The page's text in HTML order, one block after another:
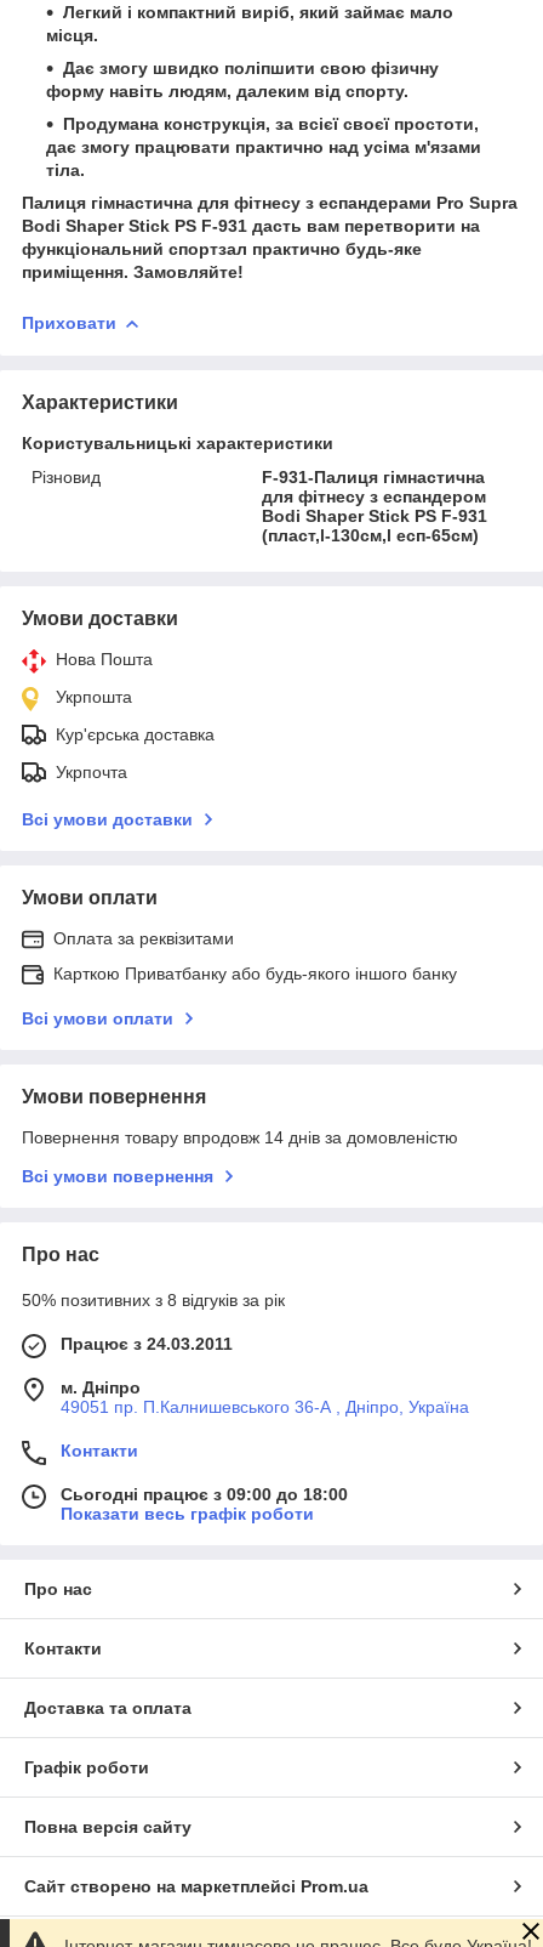
Легкий і компактний виріб, який займає мало
місця.
Дає змогу швидко поліпшити свою фізичну
форму навіть людям, далеким від спорту.
Продумана конструкція, за всієї своєї простоти,
дає змогу працювати практично над усіма м'язами
тіла.
Палиця гімнастична для фітнесу з еспандерами Pro Supra
Bodi Shaper Stick PS F-931 дасть вам перетворити на
функціональний спортзал практично будь-яке
приміщення. Замовляйте!
Приховати
Характеристики
Користувальницькі характеристики
Різновид
F-931-Палиця гімнастична
для фітнесу з еспандером
Bodi Shaper Stick PS F-931
(пласт,l-130см,l есп-65см)
Умови доставки
Нова Пошта
Укрпошта
Кур'єрська доставка
Укрпочта
Всі умови доставки
Умови оплати
Оплата за реквізитами
Карткою Приватбанку або будь-якого іншого банку
Всі умови оплати
Умови повернення
Повернення товару впродовж 14 днів за домовленістю
Всі умови повернення
Про нас
50% позитивних з 8 відгуків за рік
Працює з 24.03.2011
м. Дніпро
49051 пр. П.Калнишевського 36-А , Дніпро, Україна
Контакти
Сьогодні працює з 09:00 до 18:00
Показати весь графік роботи
Про нас
Контакти
Доставка та оплата
Графік роботи
Повна версія сайту
Сайт створено на маркетплейсі Prom.ua